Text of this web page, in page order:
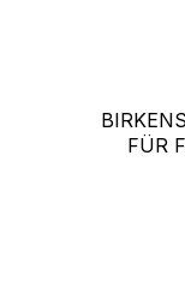
FÜR